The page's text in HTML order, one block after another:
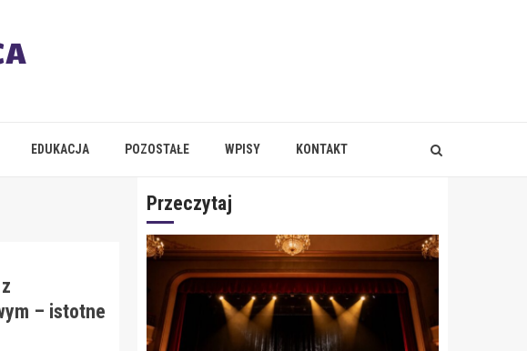
EDUKACJA POZOSTAŁE WPISY KONTAKT
– istotne
Przeczytaj